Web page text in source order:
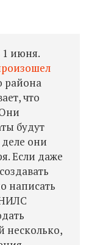
1 июня.
района
что
будут
они
Если даже
написать
несколько,